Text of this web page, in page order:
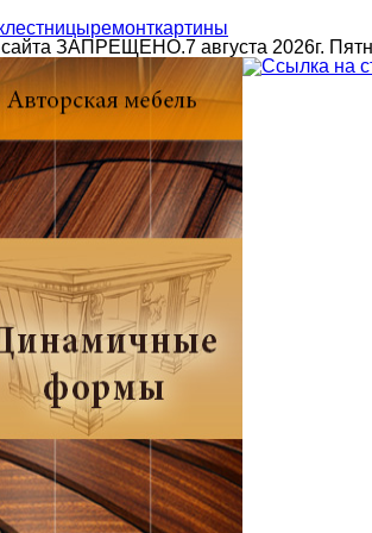
лестницыремонткартины
сайта ЗАПРЕЩЕНО.7 августа 2026г.